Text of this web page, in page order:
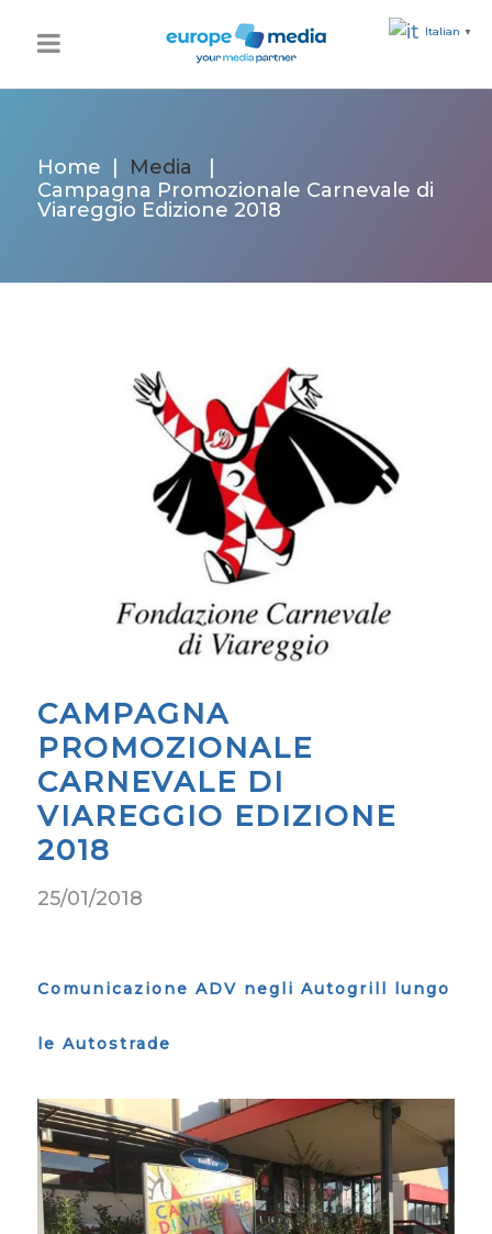
Home Media
Campagna Promozionale Carnevale di
Viareggio Edizione 2018
CAMPAGNA
PROMOZIONALE
CARNEVALE DI
VIAREGGIO EDIZIONE
2018
25/01/2018
Comunicazione ADV negli Autogrill lungo
le Autostrade
Italian ▼